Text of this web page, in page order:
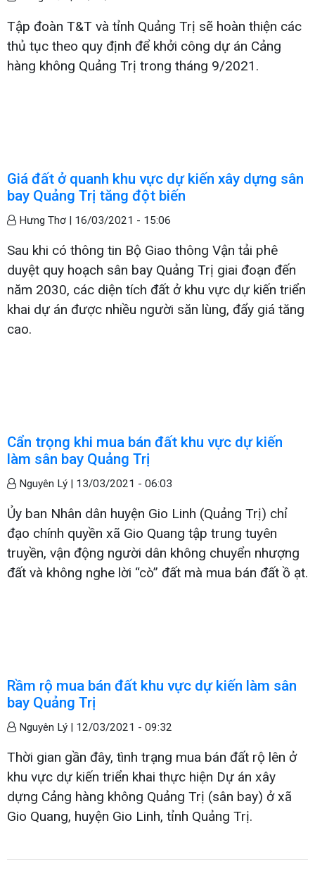
Tập đoàn T&T và tỉnh Quảng Trị sẽ hoàn thiện các
thủ tục theo quy định để khởi công dự án Cảng
hàng không Quảng Trị trong tháng 9/2021.
Giá đất ở quanh khu vực dự kiến xây dựng sân
bay Quảng Trị tăng đột biến
Hưng Thơ | 16/03/2021 - 15:06
Sau khi có thông tin Bộ Giao thông Vận tải phê
duyệt quy hoạch sân bay Quảng Trị giai đoạn đến
năm 2030, các diện tích đất ở khu vực dự kiến triển
khai dự án được nhiều người săn lùng, đẩy giá tăng
cao.
Cẩn trọng khi mua bán đất khu vực dự kiến
làm sân bay Quảng Trị
Nguyên Lý | 13/03/2021 - 06:03
Ủy ban Nhân dân huyện Gio Linh (Quảng Trị) chỉ
đạo chính quyền xã Gio Quang tập trung tuyên
truyền, vận động người dân không chuyển nhượng
đất và không nghe lời “cò” đất mà mua bán đất ồ ạt.
Rầm rộ mua bán đất khu vực dự kiến làm sân
bay Quảng Trị
Nguyên Lý | 12/03/2021 - 09:32
Thời gian gần đây, tình trạng mua bán đất rộ lên ở
khu vực dự kiến triển khai thực hiện Dự án xây
dựng Cảng hàng không Quảng Trị (sân bay) ở xã
Gio Quang, huyện Gio Linh, tỉnh Quảng Trị.